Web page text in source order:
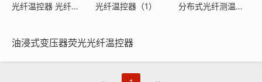
光纤温控器 光纤测温（1）
光纤温控器（1） 分布式光纤测温（1）
油浸式变压器荧光光纤温控器